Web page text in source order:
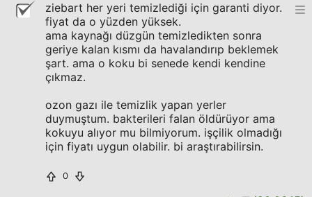
ziebart her yeri temizlediği için garanti diyor.
fiyat da o yüzden yüksek.
ama kaynağı düzgün temizledikten sonra
geriye kalan kısmı da havalandırıp beklemek
şart. ama o koku bi senede kendi kendine
çıkmaz.
ozon gazı ile temizlik yapan yerler
duymuştum. bakterileri falan öldürüyor ama
kokuyu alıyor mu bilmiyorum. işçilik olmadığı
için fiyatı uygun olabilir. bi araştırabilirsin.
0